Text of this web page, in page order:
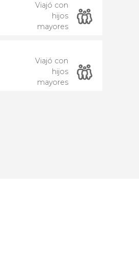
Viajó con
hijos
mayores
Viajó con
hijos
mayores